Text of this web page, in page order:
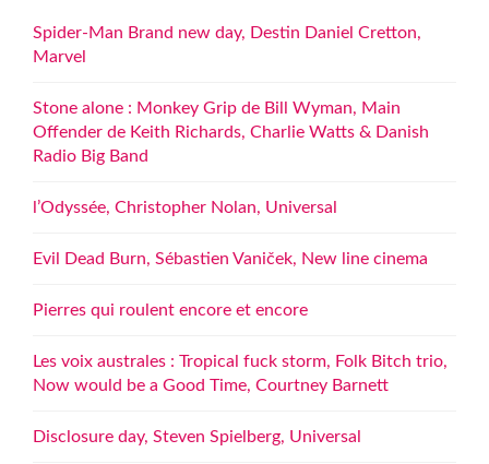
Spider-Man Brand new day, Destin Daniel Cretton,
Marvel
Stone alone : Monkey Grip de Bill Wyman, Main
Offender de Keith Richards, Charlie Watts & Danish
Radio Big Band
l’Odyssée, Christopher Nolan, Universal
Evil Dead Burn, Sébastien Vaniček, New line cinema
Pierres qui roulent encore et encore
Les voix australes : Tropical fuck storm, Folk Bitch trio,
Now would be a Good Time, Courtney Barnett
Disclosure day, Steven Spielberg, Universal